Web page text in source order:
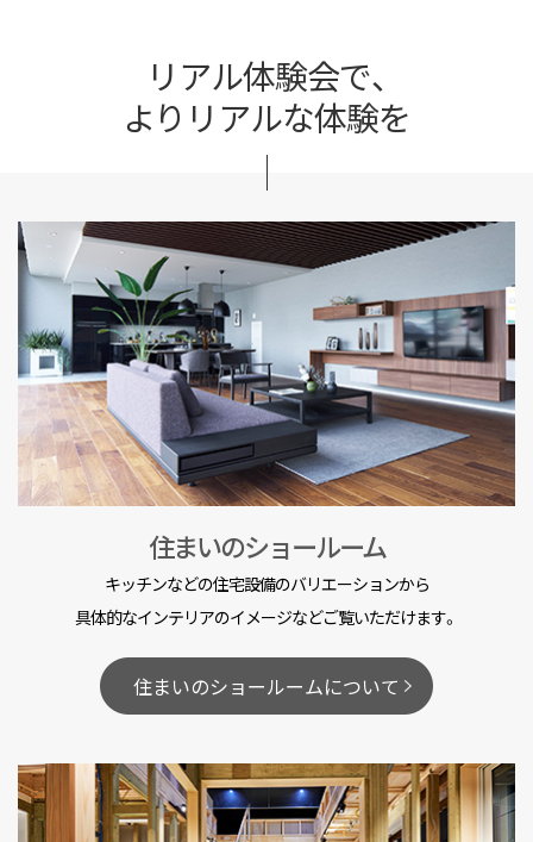
リアル体験会で、
よりリアルな体験を
住まいのショールーム
キッチンなどの住宅設備のバリエーションから
具体的なインテリアのイメージなどご覧いただけます。
住まいのショールームについて